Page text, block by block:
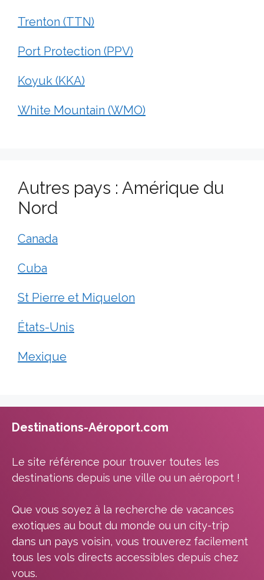
Trenton (TTN)
Port Protection (PPV)
Koyuk (KKA)
White Mountain (WMO)
Autres pays : Amérique du
Nord
Canada
Cuba
St Pierre et Miquelon
États-Unis
Mexique
Destinations-Aéroport.com
Le site référence pour trouver toutes les
destinations depuis une ville ou un aéroport !
Que vous soyez à la recherche de vacances
exotiques au bout du monde ou un city-trip
dans un pays voisin, vous trouverez facilement
tous les vols directs accessibles depuis chez
vous.